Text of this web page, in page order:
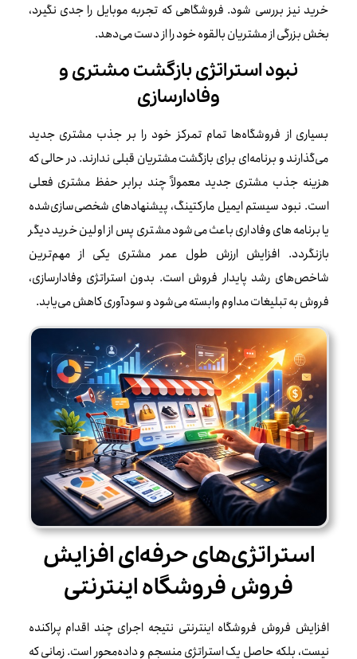
خرید نیز بررسی شود. فروشگاهی که تجربه موبایل را جدی نگیرد،
بخش بزرگی از مشتریان بالقوه خود را از دست می‌دهد.
نبود استراتژی بازگشت مشتری و
وفادارسازی
بسیاری از فروشگاه‌ها تمام تمرکز خود را بر جذب مشتری جدید
می‌گذارند و برنامه‌ای برای بازگشت مشتریان قبلی ندارند. در حالی که
هزینه جذب مشتری جدید معمولاً چند برابر حفظ مشتری فعلی
است. نبود سیستم ایمیل مارکتینگ، پیشنهادهای شخصی‌سازی‌شده
یا برنامه‌های وفاداری باعث می‌شود مشتری پس از اولین خرید دیگر
بازنگردد. افزایش ارزش طول عمر مشتری یکی از مهم‌ترین
شاخص‌های رشد پایدار فروش است. بدون استراتژی وفادارسازی،
فروش به تبلیغات مداوم وابسته می‌شود و سودآوری کاهش می‌یابد.
استراتژی‌های حرفه‌ای افزایش
فروش فروشگاه اینترنتی
افزایش فروش فروشگاه اینترنتی نتیجه اجرای چند اقدام پراکنده
نیست، بلکه حاصل یک استراتژی منسجم و داده‌محور است. زمانی که